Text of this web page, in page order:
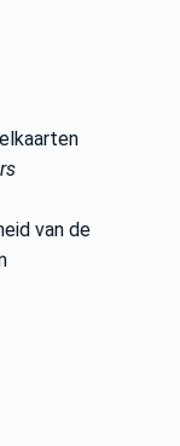
van de